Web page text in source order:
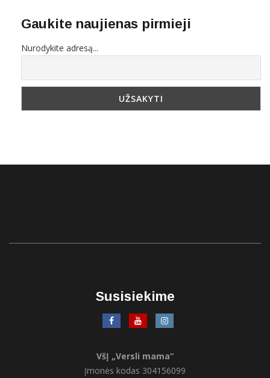
Gaukite naujienas pirmieji
Nurodykite adresą...
Susisiekime
VšĮ „Versli mama“
Įmonės kodas 304156099